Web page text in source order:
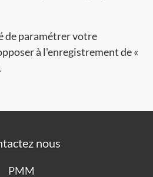
de paramétrer votre
à l'enregistrement de «
nous
PMM